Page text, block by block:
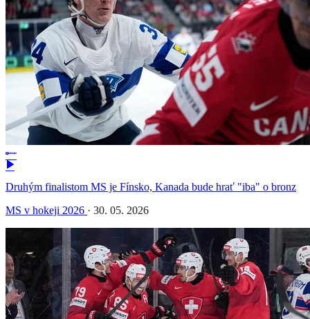
Druhým finalistom MS je Fínsko, Kanada bude hrať "iba" o bronz
MS v hokeji 2026 · 30. 05. 2026